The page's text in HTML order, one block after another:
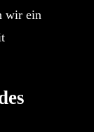
wir ein